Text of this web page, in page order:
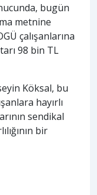
bugün
metnine
çalışanlarına
98 bin TL
Köksal, bu
hayırlı
sendikal
bir